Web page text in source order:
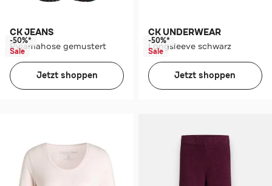
CK JEANS
Pyjamahose gemustert
-50%*
Sale
Jetzt shoppen
CK UNDERWEAR
Longsleeve schwarz
-50%*
Sale
Jetzt shoppen